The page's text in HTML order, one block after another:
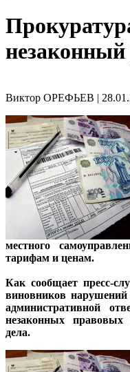
Виктор ОРЕФЬЕВ |
местного
тарифам и ценам.
Как сообщает пресс-
виновников
административной
незаконных правовых
дела.